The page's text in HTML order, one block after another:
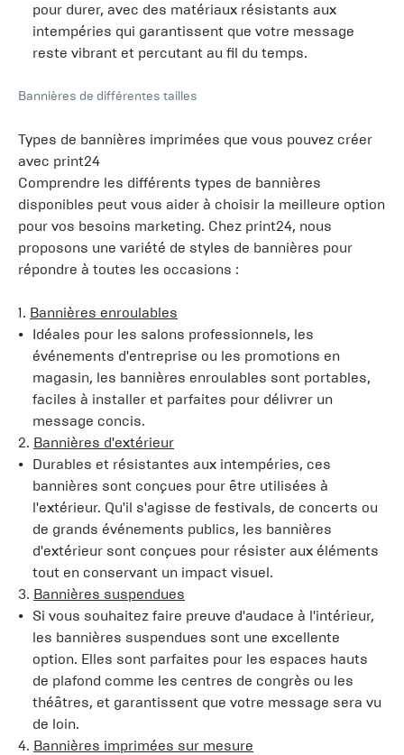
pour durer, avec des matériaux résistants aux
intempéries qui garantissent que votre message
reste vibrant et percutant au fil du temps.
Bannières de différentes tailles
Types de bannières imprimées que vous pouvez créer
avec print24
Comprendre les différents types de bannières
disponibles peut vous aider à choisir la meilleure option
pour vos besoins marketing. Chez print24, nous
proposons une variété de styles de bannières pour
répondre à toutes les occasions :
1. Bannières enroulables
Idéales pour les salons professionnels, les
événements d'entreprise ou les promotions en
magasin, les bannières enroulables sont portables,
faciles à installer et parfaites pour délivrer un
message concis.
2. Bannières d'extérieur
Durables et résistantes aux intempéries, ces
bannières sont conçues pour être utilisées à
l'extérieur. Qu'il s'agisse de festivals, de concerts ou
de grands événements publics, les bannières
d'extérieur sont conçues pour résister aux éléments
tout en conservant un impact visuel.
3. Bannières suspendues
Si vous souhaitez faire preuve d'audace à l'intérieur,
les bannières suspendues sont une excellente
option. Elles sont parfaites pour les espaces hauts
de plafond comme les centres de congrès ou les
théâtres, et garantissent que votre message sera vu
de loin.
4. Bannières imprimées sur mesure